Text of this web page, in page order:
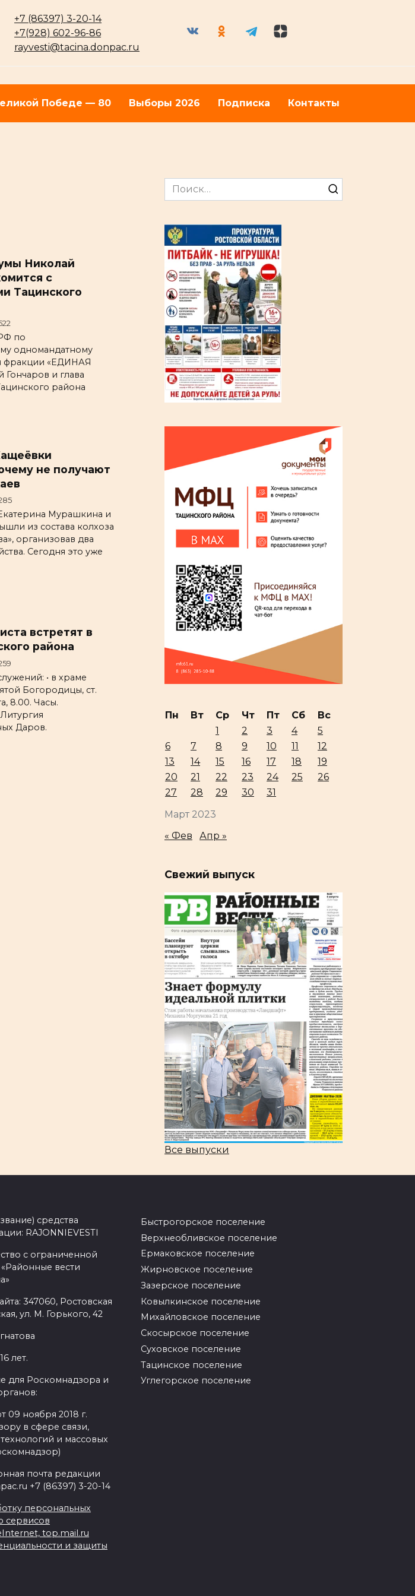
+7 (86397) 3-20-14
+7(928) 602-96-86
rayvesti@tacina.donpac.ru
Победе — 80 Выборы 2026 Подписка Контакты
Николай
с
Тацинского
по
одномандатному
фракции «ЕДИНАЯ
и глава
района
не получают
Мурашкина и
из состава колхоза
организовав два
Сегодня это уже
встретят в
района
• в храме
Богородицы, ст.
8.00. Часы.
Даров.
Search
for:
Март 2023
Пн Вт Ср Чт Пт Сб
Вс
1
2 3 4
5
6
7 8 9 10 11
12
13
14 15 16 17 18
19
20
21 22 23 24 25
26
27
28 29 30 31
« Фев Апр »
Свежий выпуск
Все выпуски
средства
RAJONNIEVESTI
с ограниченной
вести
347060, Ростовская
ул. М. Горького, 42
лет.
для Роскомнадзора и
09 ноября 2018 г.
в сфере связи,
и массовых
почта редакции
+7 (86397) 3-20-14
персональных
сервисов
top.mail.ru
и защиты
Быстрогорское поселение
Верхнеобливское поселение
Ермаковское поселение
Жирновское поселение
Зазерское поселение
Ковылкинское поселение
Михайловское поселение
Скосырское поселение
Суховское поселение
Тацинское поселение
Углегорское поселение